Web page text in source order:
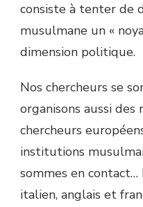
consiste à tenter de
musulmane un «
dimension politique.
Nos chercheurs se
organisons aussi
chercheurs
institutions
sommes en
italien, anglais et